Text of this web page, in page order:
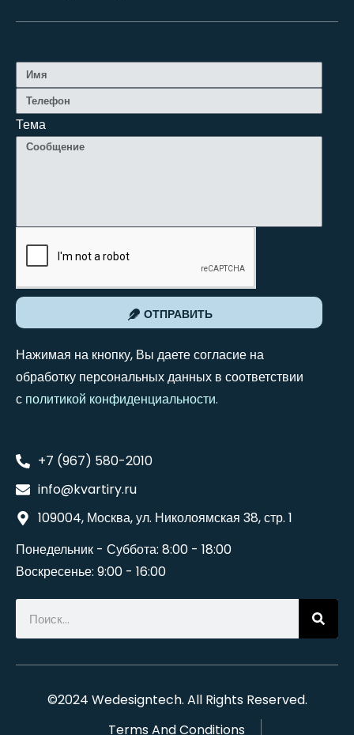
Тема
ОТПРАВИТЬ
Нажимая на кнопку, Вы даете согласие на
обработку персональных данных в соответствии
с политикой конфиденциальности.
+7 (967) 580-2010
info@kvartiry.ru
109004, Москва, ул. Николоямская 38, стр. 1
Понедельник - Суббота: 8:00 - 18:00
Воскресенье: 9:00 - 16:00
©2024 Wedesigntech. All Rights Reserved.
Terms And Conditions